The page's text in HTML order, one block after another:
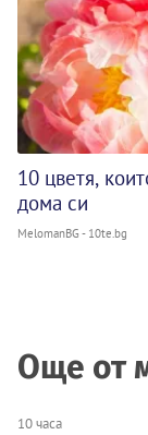
10 цветя,
дома си
MelomanBG - 10te.bg
Още от
10 часа